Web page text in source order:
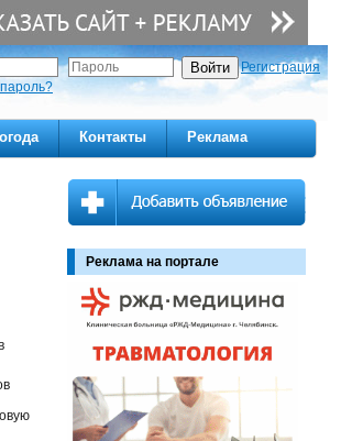
Регистрация
Контакты Реклама
Реклама на портале